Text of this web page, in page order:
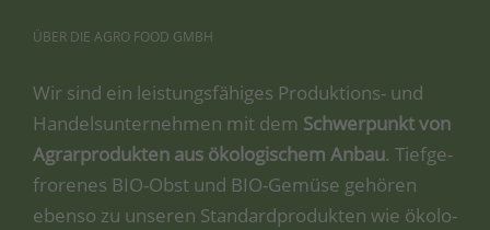
ÜBER DIE AGRO FOOD GMBH
Wir sind ein leis­tungs­fä­hi­ges Pro­duk­ti­ons- und
Han­dels­un­ter­neh­men mit dem Schwer­punkt von
Agrar­pro­duk­ten aus öko­lo­gi­schem Anbau. Tief­ge­
fro­re­nes BIO-Obst und BIO-Gemü­se gehö­ren
eben­so zu unse­ren Stan­dard­pro­duk­ten wie öko­lo­